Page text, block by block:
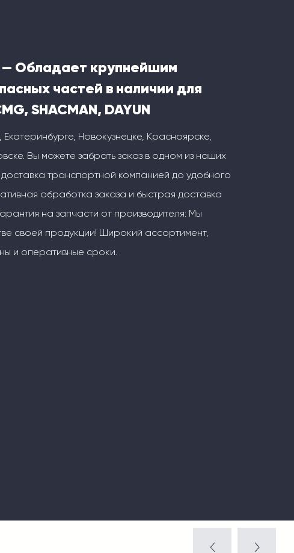
Обладает крупнейшим
частей в наличии для
SHACMAN, DAYUN
Новокузнецке, Красноярске,
Вы можете забрать заказ в одном из наших
транспортной компанией до удобного
обработка заказа и быстрая доставка
на запчасти от производителя: Мы
своей продукции! Широкий ассортимент,
и оперативные сроки.